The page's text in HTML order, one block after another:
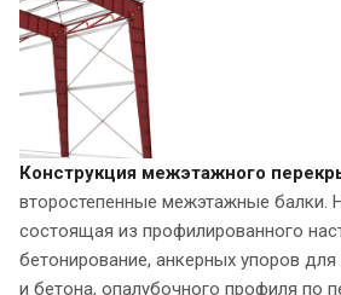
Конструкция межэтажного
второстепенные межэтажные балки.
состоящая из профилированного
бетонирование, анкерных упоров
и бетона, опалубочного профиля по